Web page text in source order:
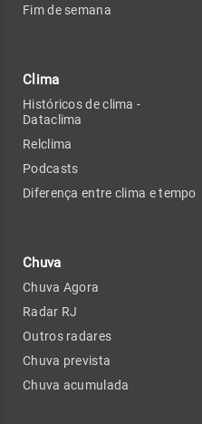
Fim de semana
Clima
Históricos de clima -
Dataclima
Relclima
Podcasts
Diferença entre clima e tempo
Chuva
Chuva Agora
Radar RJ
Outros radares
Chuva prevista
Chuva acumulada